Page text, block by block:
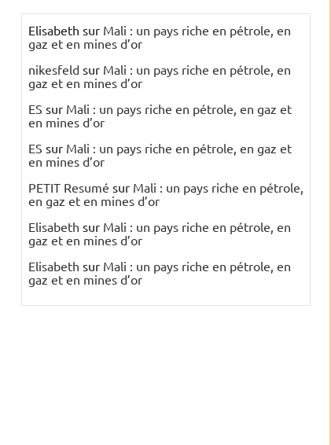
Elisabeth sur Mali : un pays riche en pétrole, en
gaz et en mines d’or
nikesfeld sur Mali : un pays riche en pétrole, en
gaz et en mines d’or
ES sur Mali : un pays riche en pétrole, en gaz et
en mines d’or
ES sur Mali : un pays riche en pétrole, en gaz et
en mines d’or
PETIT Resumé sur Mali : un pays riche en pétrole,
en gaz et en mines d’or
Elisabeth sur Mali : un pays riche en pétrole, en
gaz et en mines d’or
Elisabeth sur Mali : un pays riche en pétrole, en
gaz et en mines d’or